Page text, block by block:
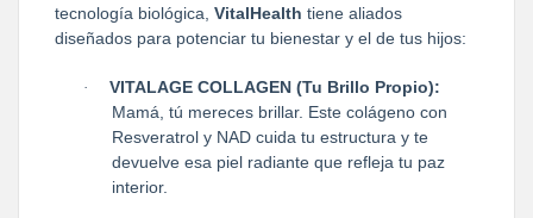
tecnología biológica, VitalHealth tiene aliados
diseñados para potenciar tu bienestar y el de tus hijos:
·
VITALAGE COLLAGEN (Tu Brillo Propio):
Mamá, tú mereces brillar. Este colágeno con
Resveratrol y NAD cuida tu estructura y te
devuelve esa piel radiante que refleja tu paz
interior.